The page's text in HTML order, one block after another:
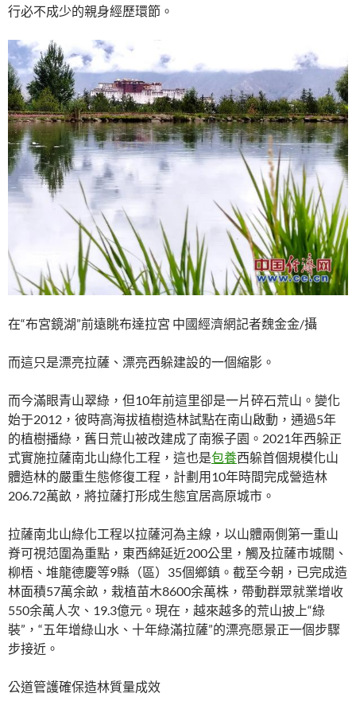
行必不成少的親身經歷環節。
在“布宮鏡湖”前遠眺布達拉宮 中國經濟網記者魏金金/攝
而這只是漂亮拉薩、漂亮西躲建設的一個縮影。
而今滿眼青山翠綠，但10年前這里卻是一片碎石荒山。變化
始于2012，彼時高海拔植樹造林試點在南山啟動，通過5年
的植樹播綠，舊日荒山被改建成了南猴子園。2021年西躲正
式實施拉薩南北山綠化工程，這也是包養西躲首個規模化山
體造林的嚴重生態修復工程，計劃用10年時間完成營造林
206.72萬畝，將拉薩打形成生態宜居高原城市。
拉薩南北山綠化工程以拉薩河為主線，以山體兩側第一重山
脊可視范圍為重點，東西綿延近200公里，觸及拉薩市城關、
柳梧、堆龍德慶等9縣（區）35個鄉鎮。截至今朝，已完成造
林面積57萬余畝，栽植苗木8600余萬株，帶動群眾就業增收
550余萬人次、19.3億元。現在，越來越多的荒山披上“綠
裝”，“五年增綠山水、十年綠滿拉薩”的漂亮愿景正一個步驟
步接近。
公道管護確保造林質量成效